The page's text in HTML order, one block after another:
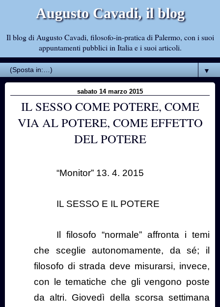
Augusto Cavadi, il blog
Il blog di Augusto Cavadi, filosofo-in-pratica di Palermo, con i suoi
appuntamenti pubblici in Italia e i suoi articoli.
▼
sabato 14 marzo 2015
IL SESSO COME POTERE, COME
VIA AL POTERE, COME EFFETTO
DEL POTERE
“Monitor” 13. 4. 2015
IL SESSO E IL POTERE
Il filosofo “normale” affronta i temi
che sceglie autonomamente, da sé; il
filosofo di strada deve misurarsi, invece,
con le tematiche che gli vengono poste
da altri. Giovedì della scorsa settimana